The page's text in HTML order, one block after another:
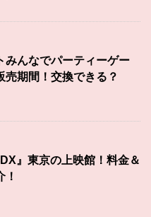
みんなでパーティーゲー
売期間！交換できる？
』東京の上映館！料金＆
！